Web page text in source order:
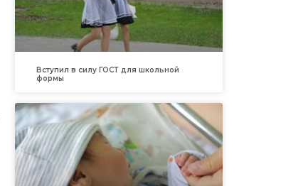
Вступил в силу ГОСТ для школьной
формы